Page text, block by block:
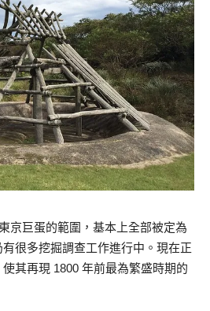
京巨蛋的範圍，基本上全部被定為
很多挖掘調查工作進行中。現在正
其再現 1800 年前最為繁盛時期的